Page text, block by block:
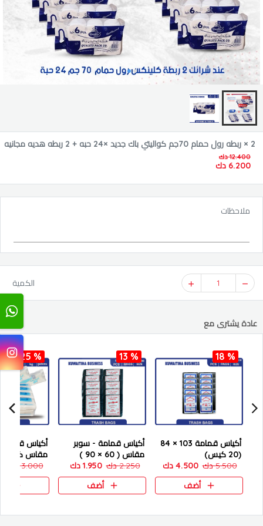
2 × ربطه رول حمام 70جم كواليتي باك جديد ×24 حبه + 2 ربطه هديه مجانيه
24 حبه
12.400 دك
6.200 دك
ملاحظات
الكمية 1
عادة يشترى مع
18 %
أكياس قمامة 103 × 84
(20 كيس)
5.500 دك
4.500 دك
أضف
13 %
أكياس قمامة - سوبر
مقاس ( 60 × 90 )
كويتنا
2.250 دك
1.950 دك
أضف
25 %
أكياس
كويتنا
3.000 دك